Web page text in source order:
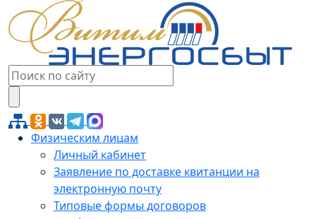
Физическим лицам
Личный кабинет
Заявление по доставке квитанции на
электронную почту
Типовые формы договоров